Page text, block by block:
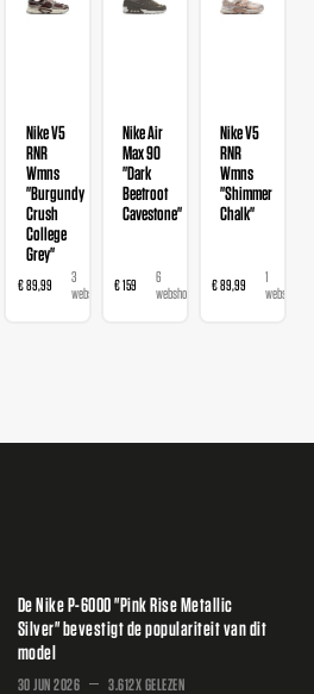
Nike V5
RNR
Wmns
"Burgundy
Crush
College
Grey"
€ 89,99
3
webshops
Nike Air
Max 90
"Dark
Beetroot
Cavestone"
€ 159
6
webshops
Nike V5
RNR
Wmns
"Shimmer
Chalk"
€ 89,99
1
webshop
De Nike P-6000 "Pink Rise Metallic
Silver" bevestigt de populariteit van dit
model
30 JUN 2026 3.612X GELEZEN